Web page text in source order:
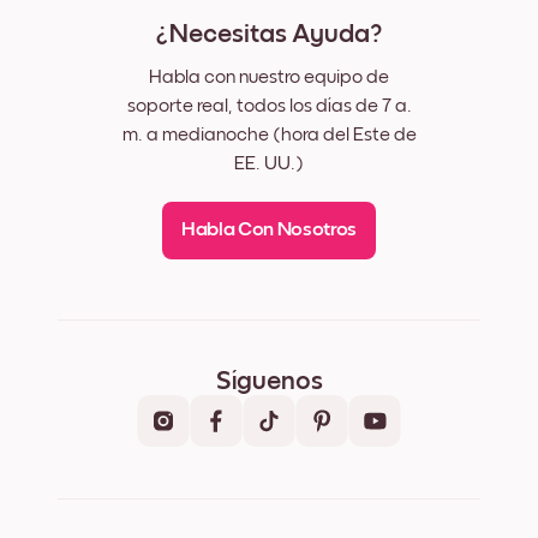
¿Necesitas Ayuda?
Habla con nuestro equipo de
soporte real, todos los días de 7 a.
m. a medianoche (hora del Este de
EE. UU.)
Habla Con Nosotros
Síguenos